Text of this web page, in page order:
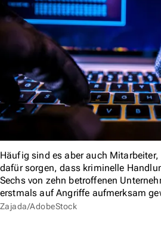
Häufig sind es aber auch
dafür sorgen, dass kriminelle
Sechs von zehn betroffenen
erstmals auf Angriffe aufmerksam
Zajada/AdobeStock